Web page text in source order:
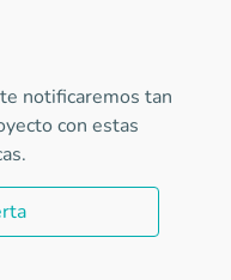
notificaremos tan
con estas